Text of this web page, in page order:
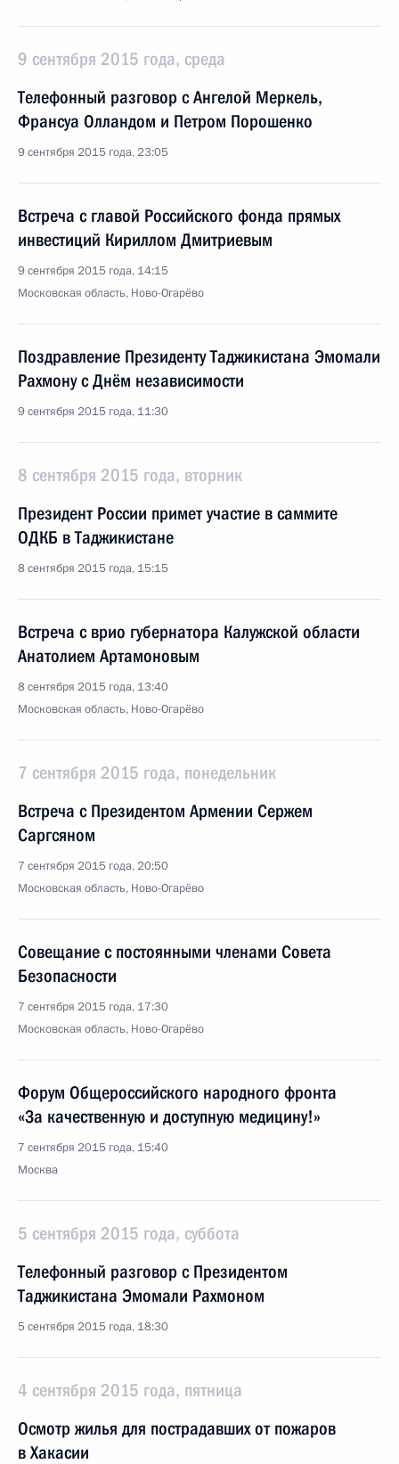
9 сентября 2015 года, среда
Телефонный разговор с Ангелой Меркель,
Франсуа Олландом и Петром Порошенко
9 сентября 2015 года, 23:05
Встреча с главой Российского фонда прямых
инвестиций Кириллом Дмитриевым
9 сентября 2015 года, 14:15
Московская область, Ново-Огарёво
Поздравление Президенту Таджикистана Эмомали
Рахмону с Днём независимости
9 сентября 2015 года, 11:30
8 сентября 2015 года, вторник
Президент России примет участие в саммите
ОДКБ в Таджикистане
8 сентября 2015 года, 15:15
Встреча с врио губернатора Калужской области
Анатолием Артамоновым
8 сентября 2015 года, 13:40
Московская область, Ново-Огарёво
7 сентября 2015 года, понедельник
Встреча с Президентом Армении Сержем
Саргсяном
7 сентября 2015 года, 20:50
Московская область, Ново-Огарёво
Совещание с постоянными членами Совета
Безопасности
7 сентября 2015 года, 17:30
Московская область, Ново-Огарёво
Форум Общероссийского народного фронта
«За качественную и доступную медицину!»
7 сентября 2015 года, 15:40
Москва
5 сентября 2015 года, суббота
Телефонный разговор с Президентом
Таджикистана Эмомали Рахмоном
5 сентября 2015 года, 18:30
4 сентября 2015 года, пятница
Осмотр жилья для пострадавших от пожаров
в Хакасии